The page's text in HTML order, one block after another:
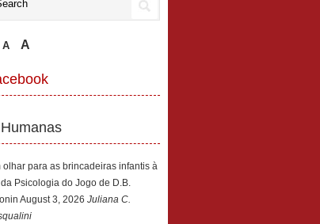
A A
Humanas
olhar para as brincadeiras infantis à
da Psicologia do Jogo de D.B.
August 3, 2026 Juliana C.